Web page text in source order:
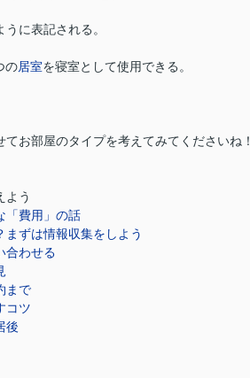
に表記される。
の居室を寝室として使用できる。
お部屋のタイプを考えてみてくださいね！
よう
「費用」の話
ずは情報収集をしよう
合わせる
まで
コツ
後